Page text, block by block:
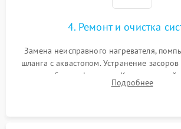
4. Ремонт и очистка
Замена неисправного нагревателя,
шланга с аквастопом. Устранение
патрубках и фильтрах. Компонентный
управления, восстановление
Подробнее